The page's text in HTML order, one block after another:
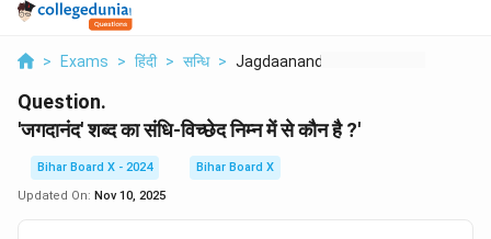
> Exams > हिंदी > सन्धि > Jagdaanand Shabd Ka ...
Question.
'जगदानंद' शब्द का संधि-विच्छेद निम्न में से कौन है ?'
Bihar Board X - 2024
Bihar Board X
Updated On: Nov 10, 2025